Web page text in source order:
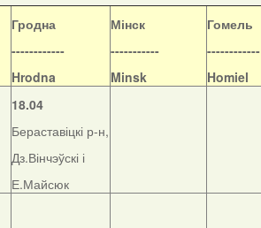
Гродна
------------
Hrodna
Мінск
-----------
Minsk
Гомель
------------
Homiel
18.04
Бераставіцкі р-н,
Дз.Вінчэўскі і
Е.Майсюк